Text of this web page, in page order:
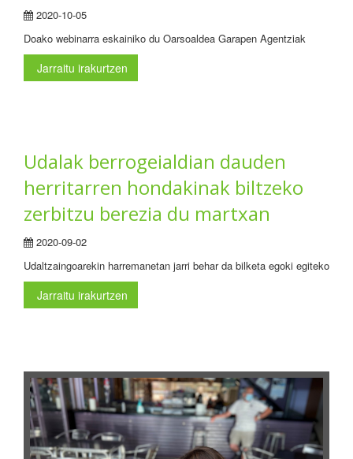
2020-10-05
Doako webinarra eskainiko du Oarsoaldea Garapen Agentziak
Jarraitu irakurtzen
Udalak berrogeialdian dauden
herritarren hondakinak biltzeko
zerbitzu berezia du martxan
2020-09-02
Udaltzaingoarekin harremanetan jarri behar da bilketa egoki egiteko
Jarraitu irakurtzen